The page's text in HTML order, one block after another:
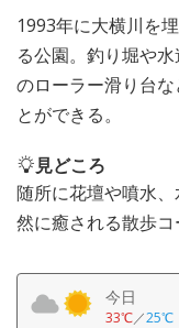
1993年に大横川を
る公園。釣り堀や
のローラー滑り台
とができる。
見どころ
随所に花壇や噴水
然に癒される散歩コ
今日
33℃／25℃